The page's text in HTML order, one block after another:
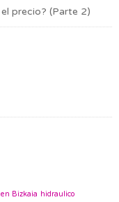
precio? (Parte 2)
Bizkaia hidraulico